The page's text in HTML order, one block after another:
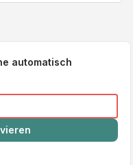
automatisch